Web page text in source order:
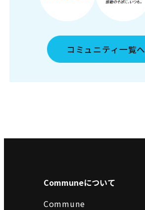
コミュニティ一覧へ
Communeについて
Commune